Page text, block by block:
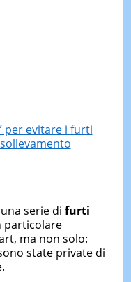
per evitare i furti
serie di furti
particolare
ma non solo:
state private di